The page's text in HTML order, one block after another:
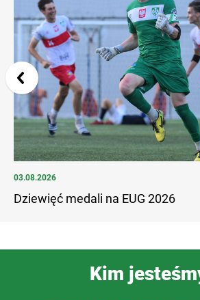
03.08.2026
Dziewięć medali na EUG 2026
Kim